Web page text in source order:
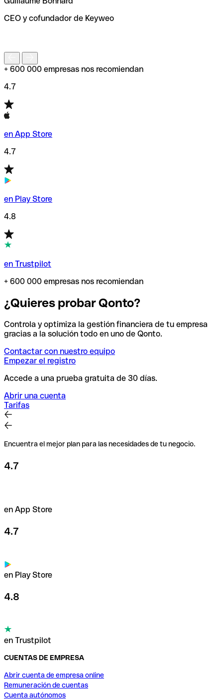
de enviar tu transferencia.
CEO y cofundador de Keyweo
+ 600 000 empresas nos recomiendan
4.7
en App Store
4.7
en Play Store
4.8
en Trustpilot
+ 600 000 empresas nos recomiendan
¿Quieres probar Qonto?
Controla y optimiza la gestión financiera de tu empresa
gracias a la solución todo en uno de Qonto.
Contactar con nuestro equipo
Empezar el registro
Accede a una prueba gratuita de 30 días.
Abrir una cuenta
Tarifas
Encuentra el mejor plan para las necesidades de tu negocio.
4.7
en App Store
4.7
en Play Store
4.8
en Trustpilot
CUENTAS DE EMPRESA
Abrir cuenta de empresa online
Remuneración de cuentas
Cuenta autónomos